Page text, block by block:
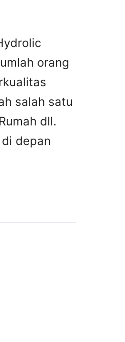
orang
salah satu
dll.
depan